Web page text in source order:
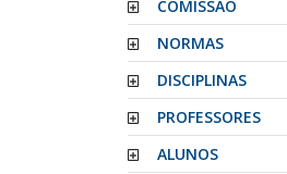
COMISSÃO
NORMAS
DISCIPLINAS
PROFESSORES
ALUNOS